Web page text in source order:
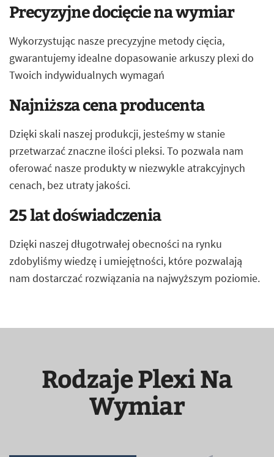
Precyzyjne docięcie na wymiar
Wykorzystując nasze precyzyjne metody cięcia,
gwarantujemy idealne dopasowanie arkuszy plexi do
Twoich indywidualnych wymagań
Najniższa cena producenta
Dzięki skali naszej produkcji, jesteśmy w stanie
przetwarzać znaczne ilości pleksi. To pozwala nam
oferować nasze produkty w niezwykle atrakcyjnych
cenach, bez utraty jakości.
25 lat doświadczenia
Dzięki naszej długotrwałej obecności na rynku
zdobyliśmy wiedzę i umiejętności, które pozwalają
nam dostarczać rozwiązania na najwyższym poziomie.
Rodzaje Plexi Na
Wymiar